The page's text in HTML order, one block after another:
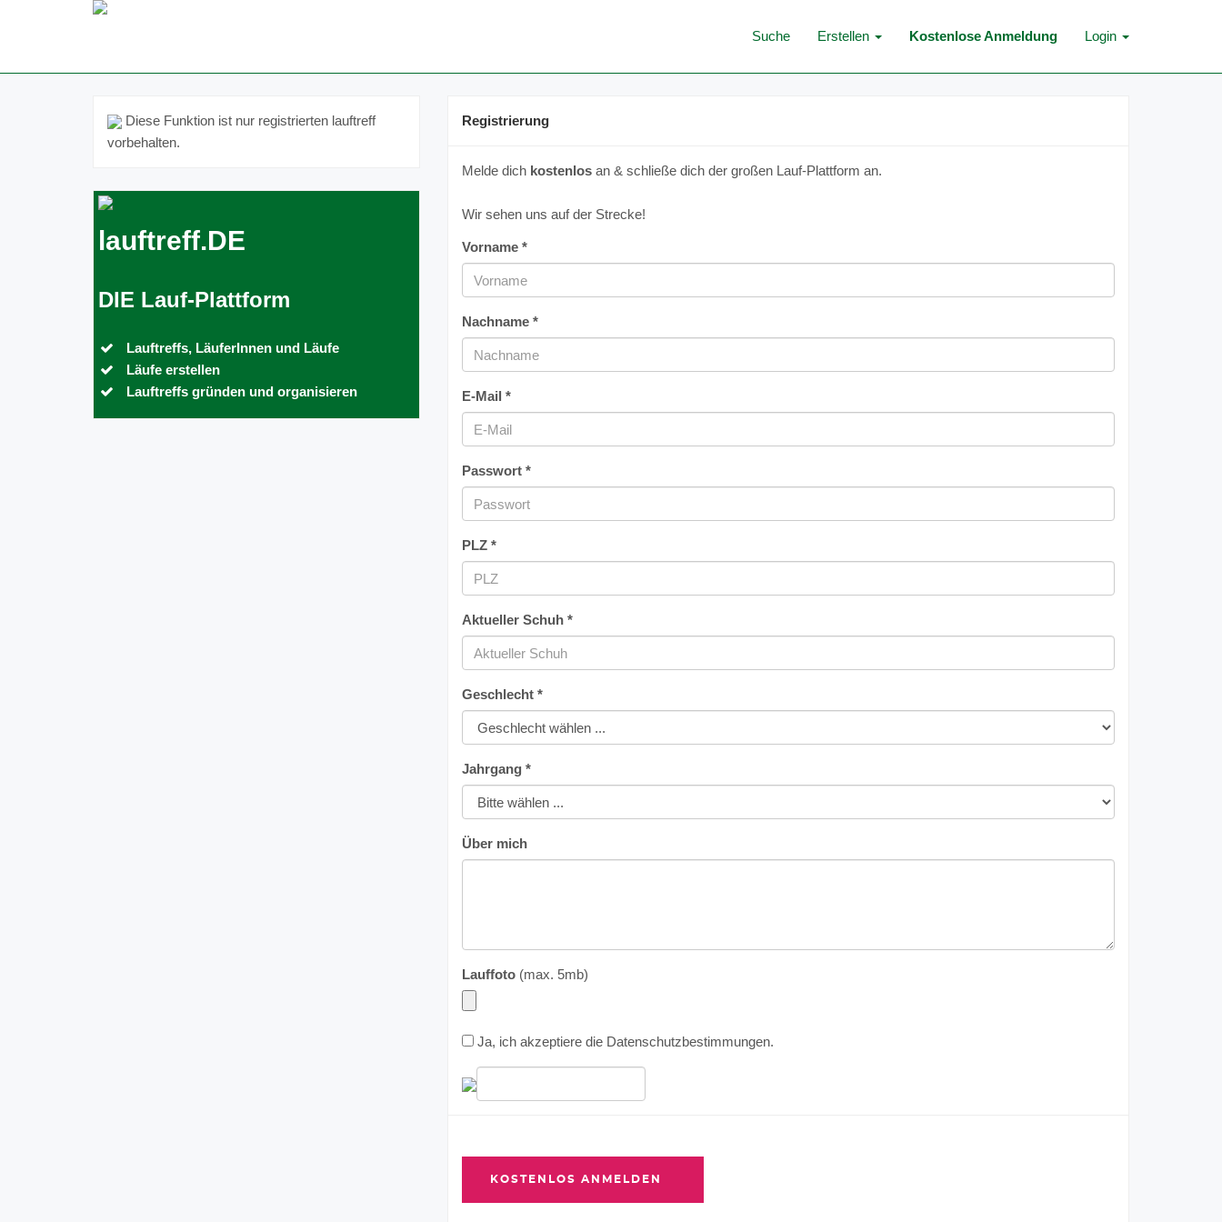
Suche Erstellen Kostenlose Anmeldung Login
Diese Funktion ist nur registrierten lauftreff
vorbehalten.
lauftreff.DE
DIE Lauf-Plattform
Lauftreffs, LäuferInnen und Läufe
Läufe erstellen
Lauftreffs gründen und organisieren
Registrierung
Melde dich kostenlos an & schließe dich der großen Lauf-Plattform an.
Wir sehen uns auf der Strecke!
Vorname *
Nachname *
E-Mail *
Passwort *
PLZ *
Aktueller Schuh *
Geschlecht *
Jahrgang *
Über mich
Lauffoto (max. 5mb)
Ja, ich akzeptiere die Datenschutzbestimmungen.